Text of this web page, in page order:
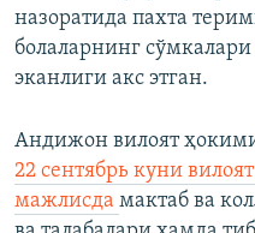
назоратида пахта
болаларнинг
эканлиги акс этган.
Андижон вилоят
22 сентябрь куни
мажлисда мактаб ва